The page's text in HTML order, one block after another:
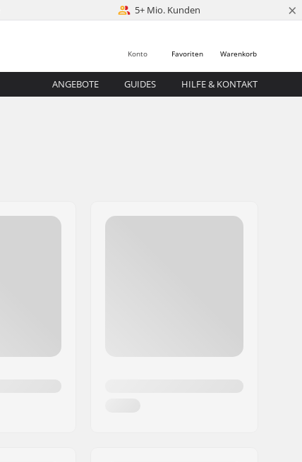
5+ Mio. Kunden ×
Warenkorb
Favoriten
Konto
ANGEBOTE GUIDES HILFE & KONTAKT